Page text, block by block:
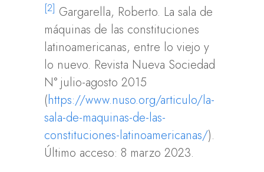
[2] Gargarella, Roberto. La sala de
máquinas de las constituciones
latinoamericanas, entre lo viejo y
lo nuevo. Revista Nueva Sociedad
N° julio-agosto 2015
(https://www.nuso.org/articulo/la-
sala-de-maquinas-de-las-
constituciones-latinoamericanas/).
Último acceso: 8 marzo 2023.